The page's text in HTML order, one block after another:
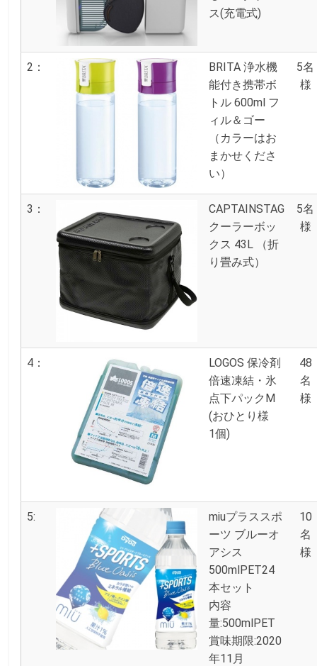
ス(充電式)
2：
BRITA 浄水機
能付き携帯ボ
トル 600ml フ
ィル＆ゴー
（カラーはお
まかせくださ
い）
5名
様
3：
CAPTAINSTAG
クーラーボッ
クス 43L （折
り畳み式）
5名
様
4：
LOGOS 保冷剤
倍速凍結・氷
点下パックM
(おひとり様
1個)
48
名
様
5:
miuプラススポ
ーツ ブルーオ
アシス
500mlPET24
本セット
内容
量:500mlPET
賞味期限:2020
年11月
10
名
様